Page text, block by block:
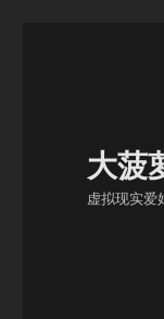
大菠
虚拟现实爱